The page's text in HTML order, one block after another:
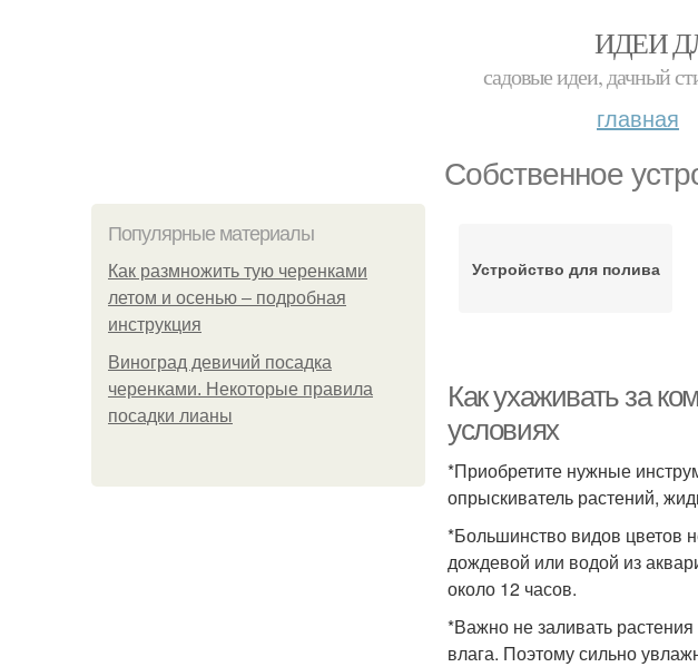
ИДЕИ
садовые идеи, дачный
главная
Собственное
Популярные материалы
Как размножить тую черенками
летом и осенью – подробная
инструкция
Виноград девичий посадка
черенками. Некоторые правила
посадки лианы
Устройство для полива
Как ухаживать за
условиях
*Приобретите нужные
опрыскиватель растений,
*Большинство видов цветов
дождевой или водой из
около 12 часов.
*Важно не заливать
влага. Поэтому сильно